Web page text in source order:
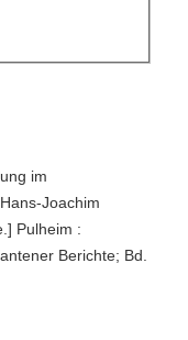
im
Joachim
Pulheim :
Berichte; Bd.